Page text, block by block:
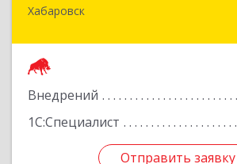
Хабаровск
Внедрений
1С:Специалист
Отправить заявку
680000, Хабаровский
Отправить заявку